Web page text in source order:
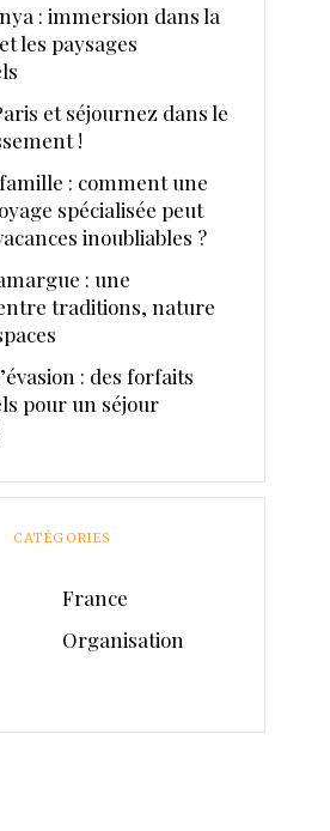
: immersion dans la
les paysages
et séjournez dans le
!
: comment une
spécialisée peut
inoubliables ?
: une
traditions, nature
: des forfaits
pour un séjour
CATÉGORIES
France
Organisation